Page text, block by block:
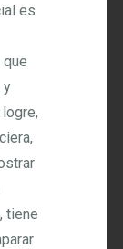
es
y
tiene